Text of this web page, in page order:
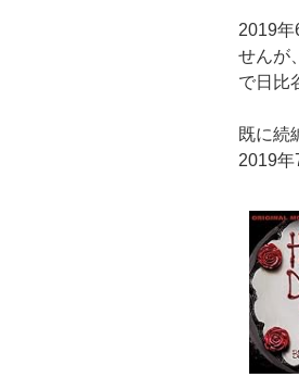
2019年
せんが
で日比
既に続
2019年